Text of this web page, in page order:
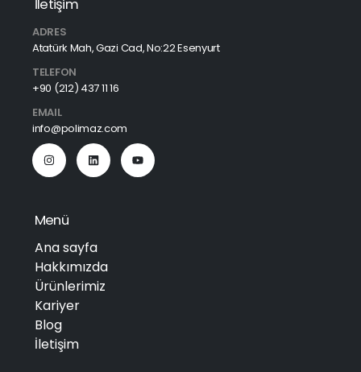
İletişim
ADRES
Atatürk Mah, Gazi Cad, No:22 Esenyurt
TELEFON
+90 (212) 437 11 16
EMAIL
info@polimaz.com
Menü
Ana sayfa
Hakkımızda
Ürünlerimiz
Kariyer
Blog
İletişim